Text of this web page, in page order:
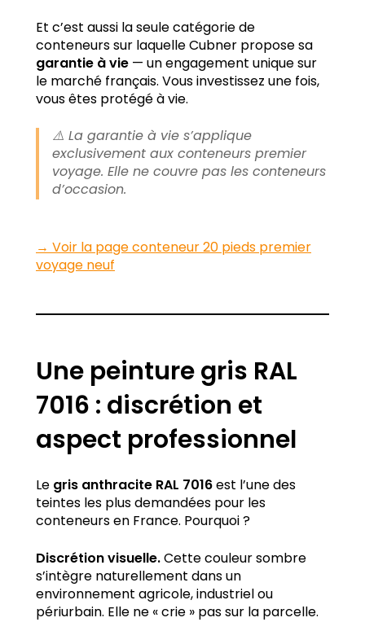
Et c’est aussi la seule catégorie de
conteneurs sur laquelle Cubner propose sa
garantie à vie — un engagement unique sur
le marché français. Vous investissez une fois,
vous êtes protégé à vie.
⚠️ La garantie à vie s’applique
exclusivement aux conteneurs premier
voyage. Elle ne couvre pas les conteneurs
d’occasion.
→ Voir la page conteneur 20 pieds premier
voyage neuf
Une peinture gris RAL
7016 : discrétion et
aspect professionnel
Le gris anthracite RAL 7016est l’une des
teintes les plus demandées pour les
conteneurs en France. Pourquoi ?
Discrétion visuelle.Cette couleur sombre
s’intègre naturellement dans un
environnement agricole, industriel ou
périurbain. Elle ne « crie » pas sur la parcelle.